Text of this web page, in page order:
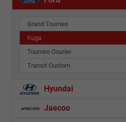
Grand Tourneo
Kuga
Tourneo Courier
Transit Custom
Hyundai
Jaecoo